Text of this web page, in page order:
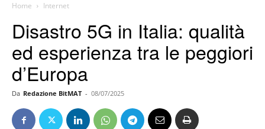
Home Internet
Disastro 5G in Italia: qualità
ed esperienza tra le peggiori
d’Europa
Da Redazione BitMAT - 08/07/2025